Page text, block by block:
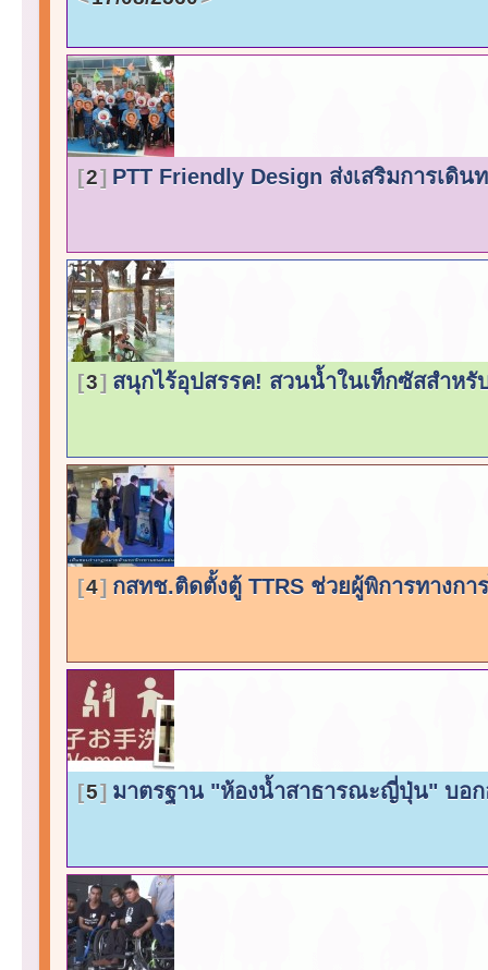
2 PTT Friendly Design ส่งเสริมการเดิ
3 สนุกไร้อุปสรรค! สวนน้ำในเท็กซัสสำหรั
4 กสทช.ติดตั้งตู้ TTRS ช่วยผู้พิการทางก
5 มาตรฐาน "ห้องน้ำสาธารณะญี่ปุ่น" บอ